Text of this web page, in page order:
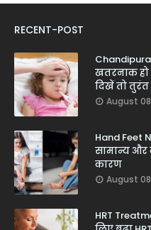
RECENT-POST
खतरनाक हो
दिखें तो
August
Hand Feet
सामान्य
कारण
August
HRT